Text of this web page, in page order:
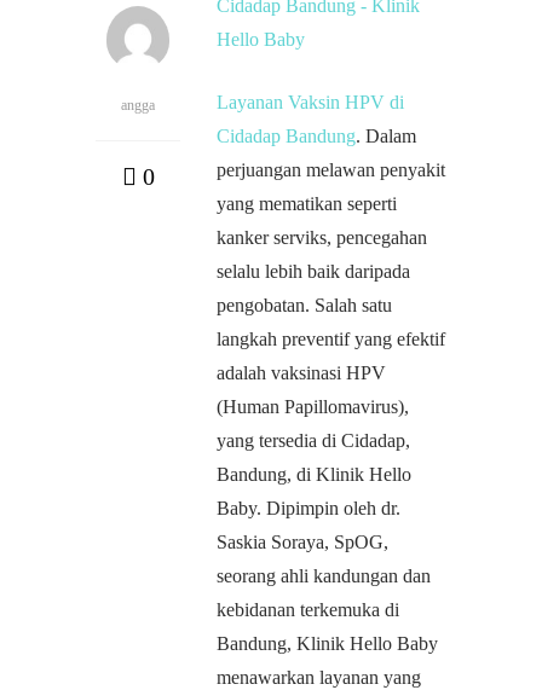
angga
0
Layanan Vaksin HPV di
Cidadap Bandung. Dalam
perjuangan melawan penyakit
yang mematikan seperti
kanker serviks, pencegahan
selalu lebih baik daripada
pengobatan. Salah satu
langkah preventif yang efektif
adalah vaksinasi HPV
(Human Papillomavirus),
yang tersedia di Cidadap,
Bandung, di Klinik Hello
Baby. Dipimpin oleh dr.
Saskia Soraya, SpOG,
seorang ahli kandungan dan
kebidanan terkemuka di
Bandung, Klinik Hello Baby
menawarkan layanan yang